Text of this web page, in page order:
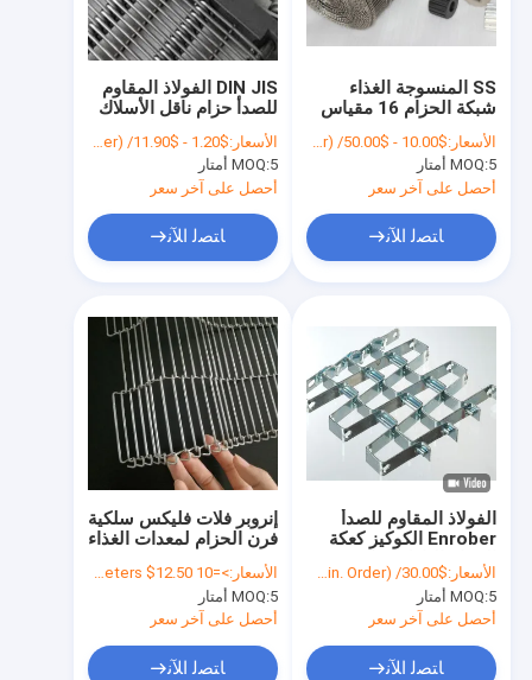
DIN JIS الفولاذ المقاوم
للصدأ حزام ناقل الأسلاك
مع حلقة واحدة حافة
الأسعار:$1.20 - $11.90/ Square Meter|100 Square Meter/Square Meters(Min. Order)
MOQ:5 أمتار
أحصل على آخر سعر
ﺎﺘﺼﻟ ﺍﻶﻧ
SS المنسوجة الغذاء
شبكة الحزام 16 مقياس
شبكة سلكية ملحومة
للناقل
الأسعار:$10.00 - $50.00/ Meter|1 Meter/Meters(Min. Order)
MOQ:5 أمتار
أحصل على آخر سعر
ﺎﺘﺼﻟ ﺍﻶﻧ
إنروبر فلات فليكس سلكية
فرن الحزام لمعدات الغذاء
الأسعار:>=10 Square Meters $12.50
MOQ:5 أمتار
أحصل على آخر سعر
ﺎﺘﺼﻟ ﺍﻶﻧ
الفولاذ المقاوم للصدأ
Enrober الكوكيز كعكة
الحزام الناقل شبكة
سلكية سلسلة
الأسعار:$30.00/ Square Meter 50 Square Meters(Min. Order)
MOQ:5 أمتار
أحصل على آخر سعر
ﺎﺘﺼﻟ ﺍﻶﻧ